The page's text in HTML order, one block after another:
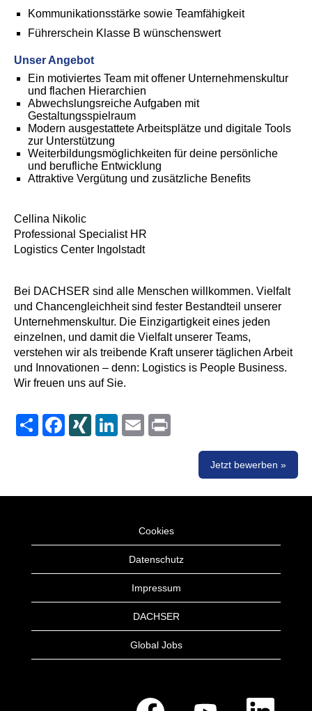
Kommunikationsstärke sowie Teamfähigkeit
Führerschein Klasse B wünschenswert
Unser Angebot
Ein motiviertes Team mit offener Unternehmenskultur
und flachen Hierarchien
Abwechslungsreiche Aufgaben mit
Gestaltungsspielraum
Modern ausgestattete Arbeitsplätze und digitale Tools
zur Unterstützung
Weiterbildungsmöglichkeiten für deine persönliche
und berufliche Entwicklung
Attraktive Vergütung und zusätzliche Benefits
Cellina Nikolic
Professional Specialist HR
Logistics Center Ingolstadt
Bei DACHSER sind alle Menschen willkommen. Vielfalt
und Chancengleichheit sind fester Bestandteil unserer
Unternehmenskultur. Die Einzigartigkeit eines jeden
einzelnen, und damit die Vielfalt unserer Teams,
verstehen wir als treibende Kraft unserer täglichen Arbeit
und Innovationen – denn: Logistics is People Business.
Wir freuen uns auf Sie.
Share Facebook
XING LinkedInEmail
Jetzt bewerben »
Cookies
Datenschutz
Impressum
DACHSER
Global Jobs
W
W